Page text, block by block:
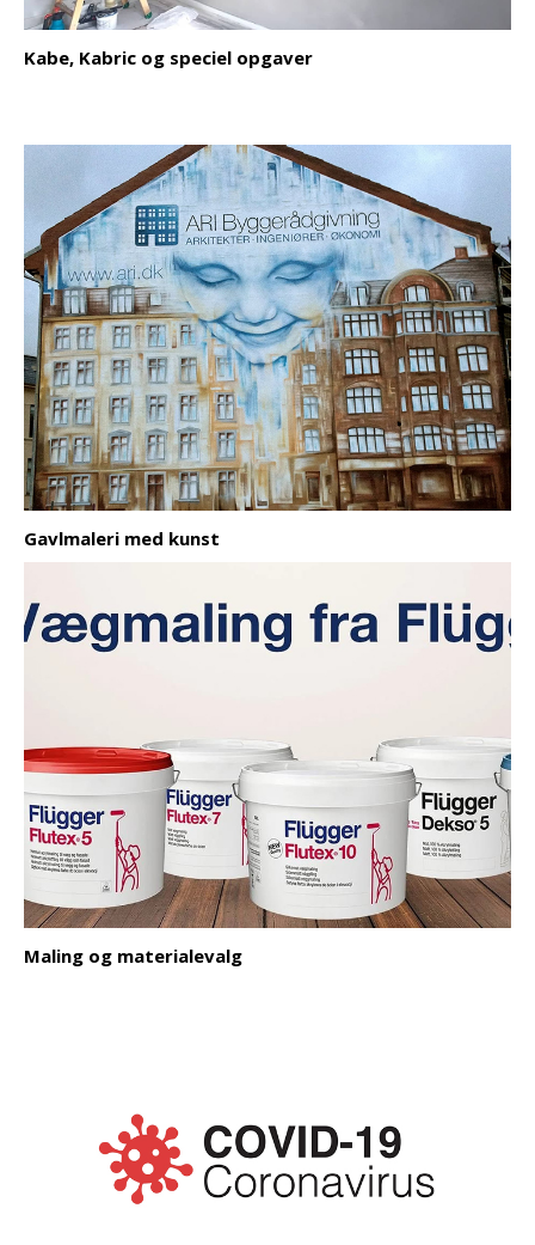
Kabe, Kabric og speciel opgaver
Gavlmaleri med kunst
Maling og materialevalg